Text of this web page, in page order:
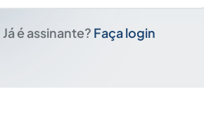
Já é assinante? Faça login